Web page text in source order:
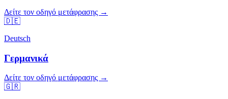
Δείτε τον οδηγό μετάφρασης →
🇩🇪
Deutsch
Γερμανικά
Δείτε τον οδηγό μετάφρασης →
🇬🇷